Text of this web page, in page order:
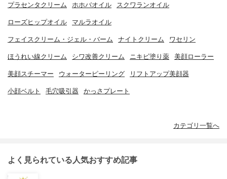
プラセンタクリーム ホホバオイル スクワランオイル
ローズヒップオイル マルラオイル
フェイスクリーム・ジェル・バーム ナイトクリーム ワセリン
ほうれい線クリーム シワ改善クリーム ニキビ塗り薬 美顔ローラー
美顔スチーマー ウォーターピーリング リフトアップ美顔器
小顔ベルト 毛穴吸引器 かっさプレート
カテゴリ一覧へ
よく見られている人気おすすめ記事